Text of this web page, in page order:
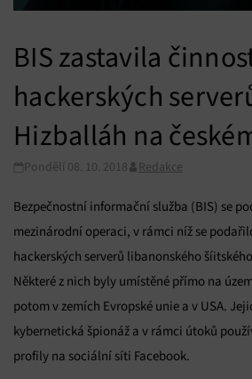
BIS zastavila
hackerských
Hizballáh na
Pondělí 08. 10. 2018 Redakce
Bezpečnostní informační služba (BIS) se
mezinárodní operaci, v rámci níž se
hackerských serverů libanonského
Některé z nich byly umístěné přímo na
potom v zemích Evropské unie a v USA.
kybernetická špionáž a v rámci útoků
profily na sociální síti Facebook.